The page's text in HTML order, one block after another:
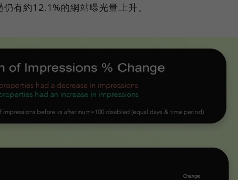
有約12.1%的網站曝光量上升。